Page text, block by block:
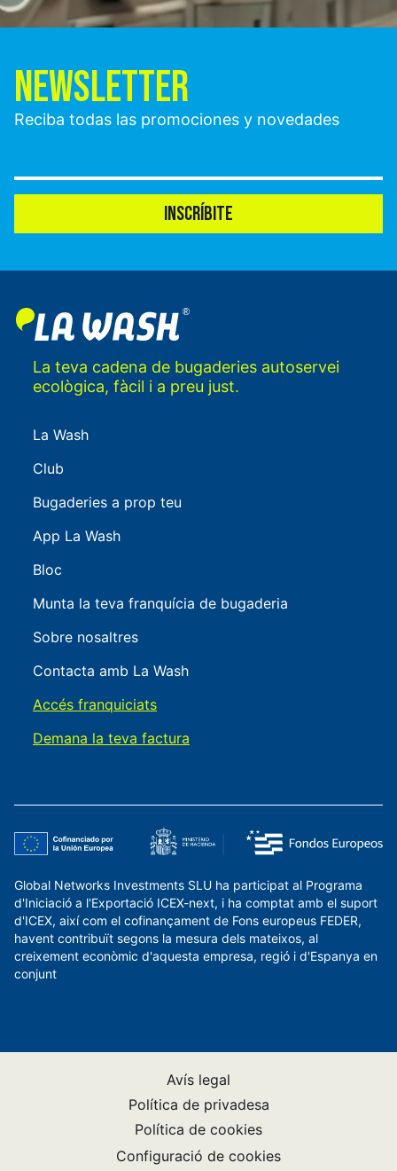
NEWSLETTER
Reciba todas las promociones y novedades
INSCRÍBITE
La teva cadena de bugaderies autoservei
ecològica, fàcil i a preu just.
La Wash
Club
Bugaderies a prop teu
App La Wash
Bloc
Munta la teva franquícia de bugaderia
Sobre nosaltres
Contacta amb La Wash
Accés franquiciats
Demana la teva factura
Global Networks Investments SLU ha participat al Programa
d'Iniciació a l'Exportació ICEX-next, i ha comptat amb el suport
d'ICEX, així com el cofinançament de Fons europeus FEDER,
havent contribuït segons la mesura dels mateixos, al
creixement econòmic d'aquesta empresa, regió i d'Espanya en
conjunt
Avís legal
Política de privadesa
Política de cookies
Configuració de cookies